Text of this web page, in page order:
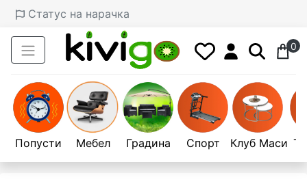
Статус на нарачка
0
Попусти Мебел Градина Спорт Клуб Маси